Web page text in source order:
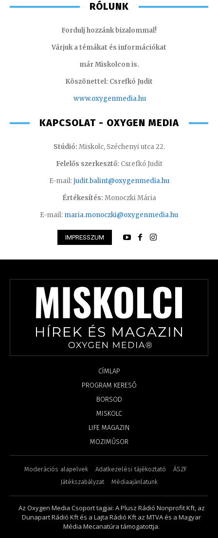
RÓLUNK
Fordulj hozzánk bizalommal!
Várjuk a témákat és információkat
már Miskolcon is.
Köszönettel: Csrefkó Judit
www.oxygenmedia.hu
KAPCSOLAT - OXYGEN MEDIA
Stúdió: Miskolc, Széchenyi utca 22.
Felelős szerkesztő: Csrefkó Judit
E-mail:judit.balint@oxygenmedia.hu
Értékesítés: Monoczki Mária
E-mail: maria.monoczki@oxygenmedia.hu
IMPRESSZUM
CÍMLAP
PROGRAM KERESŐ
BORSOD
MISKOLC
LIFE MAGAZIN
MOZIMŰSOR
Moderációs alapelvek Adatkezelési tájékoztató
ÁSZF
Játékszabályzat
Médiaajánlatunk
Az Oxygen Media Csoport tagjai: A Plusz Rádió Nonprofit Kft, az
Dunapart Rádió Kft és a Lajta Rádió Kft az MTVA és a Magyar
Média Mecanatúra támogatottja.